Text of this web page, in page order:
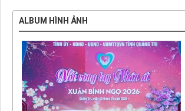
ALBUM HÌNH ẢNH